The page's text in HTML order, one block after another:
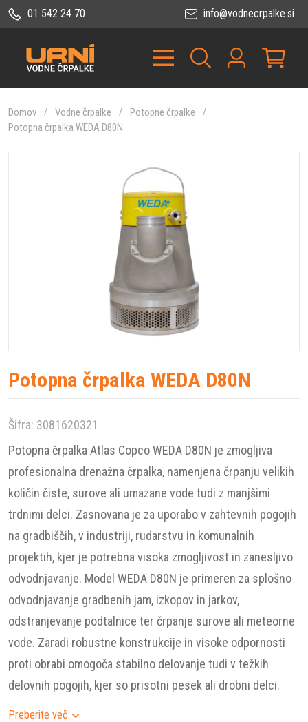
01 542 24 70 info@vodnecrpalke.si
Domov Vodne črpalke
Potopne črpalke
Potopna črpalka WEDA D80N
Potopna črpalka WEDA D80N
Šifra: 3081620321
Potopna črpalka Atlas Copco WEDA D80N je zmogljiva
profesionalna drenažna črpalka, namenjena črpanju velikih
količin čiste, surove ali umazane vode tudi z manjšimi
trdnimi delci. Zasnovana je za uporabo v zahtevnih pogojih
na gradbiščih, v industriji, rudarstvu in komunalnih
projektih, kjer je potrebna visoka zmogljivost in zanesljivo
odvodnjavanje. Model WEDA D80N je primeren za splošno
odvodnjavanje gradbenih jam, izkopov in jarkov,
odstranjevanje podtalnice ter črpanje surove ali meteorne
vode. Zaradi robustne konstrukcije in visoke odpornosti
proti obrabi omogoča stabilno delovanje tudi v težkih
delovnih pogojih, kjer so prisotni pesek ali drobni delci.
Preberite več